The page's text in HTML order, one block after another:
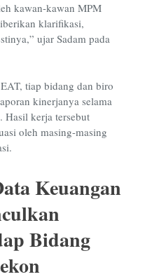
kawan-kawan MPM
klarifikasi,
ujar Sadam pada
tiap bidang dan biro
kinerjanya selama
Hasil kerja tersebut
oleh masing-masing
Keuangan
Bidang